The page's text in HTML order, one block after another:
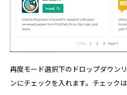
再度モード選択下のドロップダウン
ンにチェックを入れます。チェック